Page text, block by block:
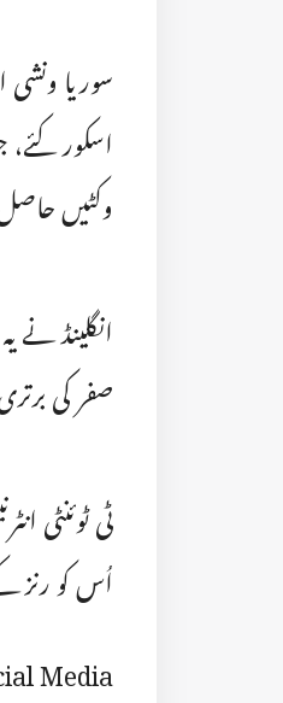
وکٹیں
صفر کی
ٹی ٹوئنٹی
اُس کو
Media